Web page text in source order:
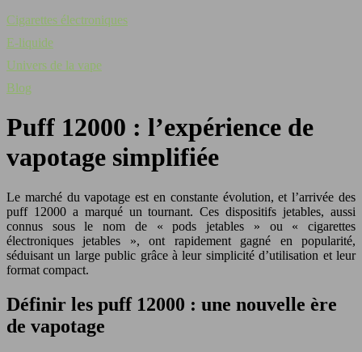
Cigarettes électroniques
E-liquide
Univers de la vape
Blog
Puff 12000 : l’expérience de
vapotage simplifiée
Le marché du vapotage est en constante évolution, et l’arrivée des
puff 12000 a marqué un tournant. Ces dispositifs jetables, aussi
connus sous le nom de « pods jetables » ou « cigarettes
électroniques jetables », ont rapidement gagné en popularité,
séduisant un large public grâce à leur simplicité d’utilisation et leur
format compact.
Définir les puff 12000 : une nouvelle ère
de vapotage